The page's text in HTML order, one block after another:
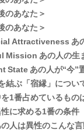
のあなた＞
のあなた＞
Attractiveness あ
Mission あの人の生
State あの人が“今”
結ぶ「宿縁」につい
1番占めているもの
に求める1番の条件
の人は異性のこんな